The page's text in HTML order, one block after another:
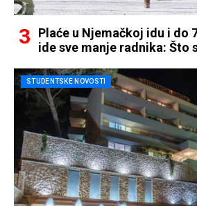
Plaće u Njemačkoj idu i do
ide sve manje radnika: Što
STUDENTSKE NOVOSTI